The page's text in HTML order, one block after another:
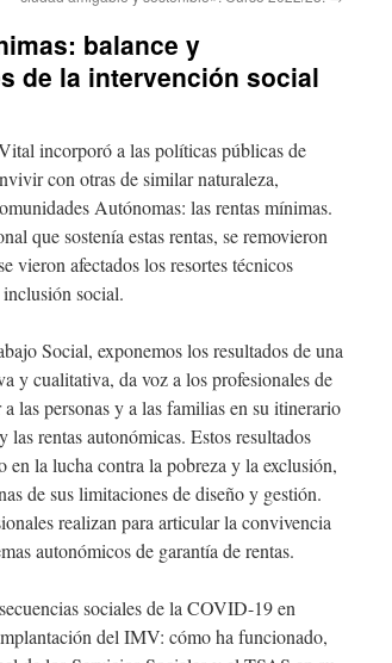
balance y
de la intervención social
incorporó a las políticas públicas de
con otras de similar naturaleza,
Autónomas: las rentas mínimas.
que sostenía estas rentas, se removieron
vieron afectados los resortes técnicos
social.
Social, exponemos los resultados de una
y cualitativa, da voz a los profesionales de
las personas y a las familias en su itinerario
las rentas autonómicas. Estos resultados
en la lucha contra la pobreza y la exclusión,
de sus limitaciones de diseño y gestión.
realizan para articular la convivencia
autonómicos de garantía de rentas.
sociales de la COVID-19 en
del IMV: cómo ha funcionado,